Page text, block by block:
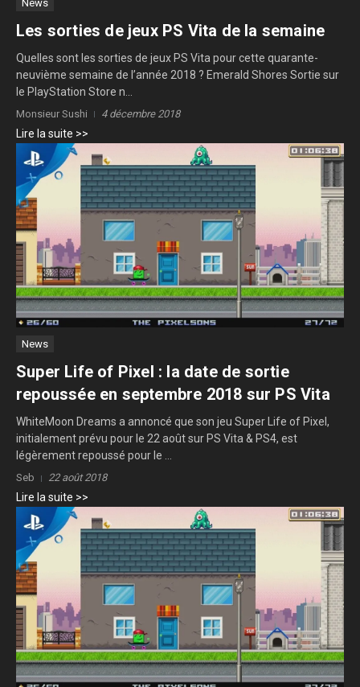
News
Les sorties de jeux PS Vita de la semaine
Quelles sont les sorties de jeux PS Vita pour cette quarante-
neuvième semaine de l’année 2018 ? Emerald Shores Sortie sur
le PlayStation Store n...
Monsieur Sushi 4 décembre 2018
Lire la suite >>
News
Super Life of Pixel : la date de sortie
repoussée en septembre 2018 sur PS Vita
WhiteMoon Dreams a annoncé que son jeu Super Life of Pixel,
initialement prévu pour le 22 août sur PS Vita & PS4, est
légèrement repoussé pour le ...
Seb 22 août 2018
Lire la suite >>